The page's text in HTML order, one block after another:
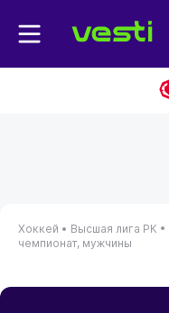
Хоккей • Высшая лига РК •
чемпионат, мужчины